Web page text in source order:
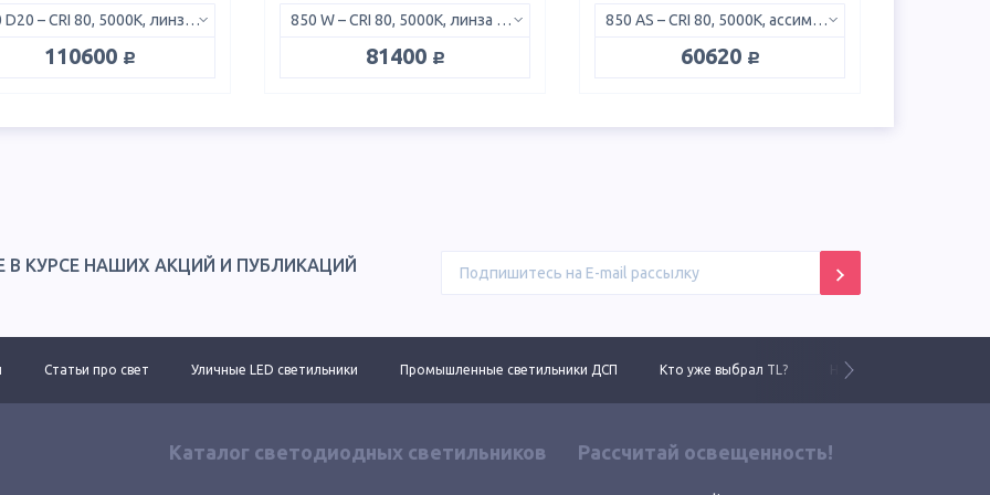
850 D20 – CRI 80, 5000K, линза 20°
110600 руб.
850 W – CRI 80, 5000K, линза 145x60°
81400 руб.
850 AS – CRI 80, 5000K, ассиметрик
60620 руб.
В КУРСЕ НАШИХ АКЦИЙ И ПУБЛИКАЦИЙ
Статьи про свет Уличные LED светильники Промышленные светильники ДСП Кто уже выбрал TL? Новинки 2025 года
Каталог светодиодных светильников Рассчитай освещенность!